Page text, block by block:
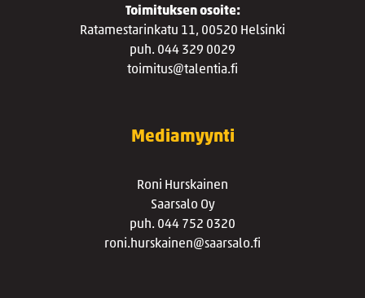
Toimituksen osoite:
Ratamestarinkatu 11, 00520 Helsinki
puh. 044 329 0029
toimitus@talentia.fi
Mediamyynti
Roni Hurskainen
Saarsalo Oy
puh. 044 752 0320
roni.hurskainen@saarsalo.fi